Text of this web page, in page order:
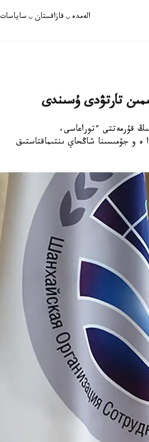
الەمدە قازاقستان ساياسات
تارتۋدى ۇسىندى
قۇرمەتتى ءتوراعاسى،
ە و جۇمىسىنا شاڭحاي ىنتىماقتاستىق